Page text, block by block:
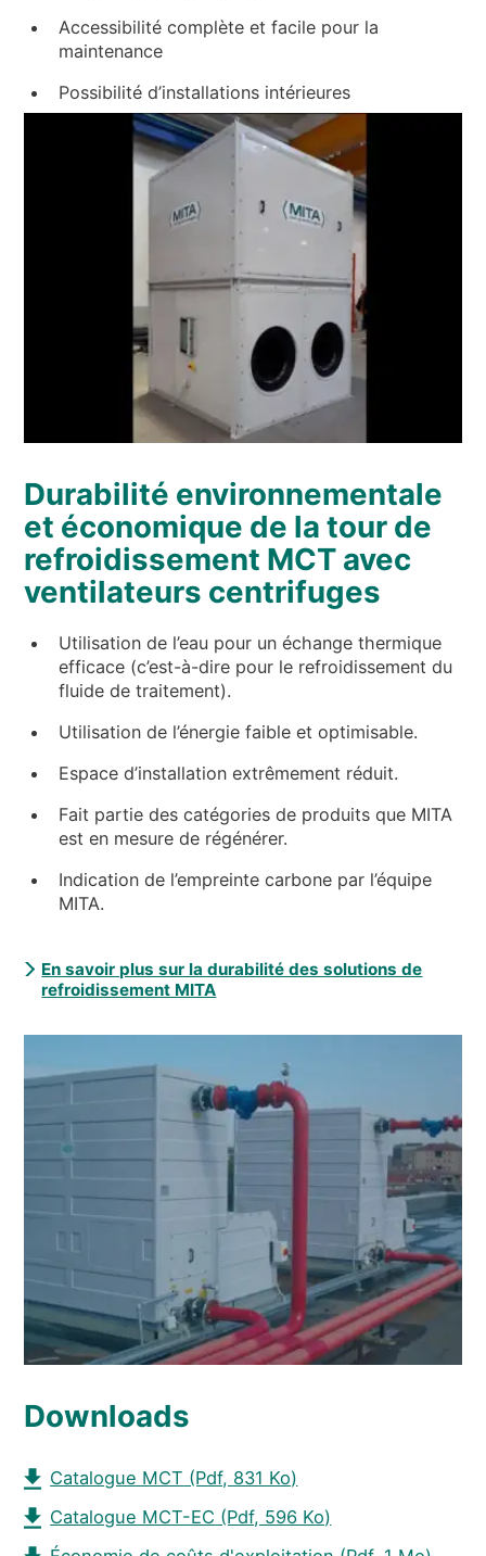
Accessibilité complète et facile pour la
maintenance
Possibilité d’installations intérieures
Durabilité environnementale
et économique de la tour de
refroidissement MCT avec
ventilateurs centrifuges
Utilisation de l’eau pour un échange thermique
efficace (c’est-à-dire pour le refroidissement du
fluide de traitement).
Utilisation de l’énergie faible et optimisable.
Espace d’installation extrêmement réduit.
Fait partie des catégories de produits que MITA
est en mesure de régénérer.
Indication de l’empreinte carbone par l’équipe
MITA.
En savoir plus sur la durabilité des solutions de
refroidissement MITA
Downloads
Catalogue MCT (Pdf, 831 Ko)
Catalogue MCT-EC (Pdf, 596 Ko)